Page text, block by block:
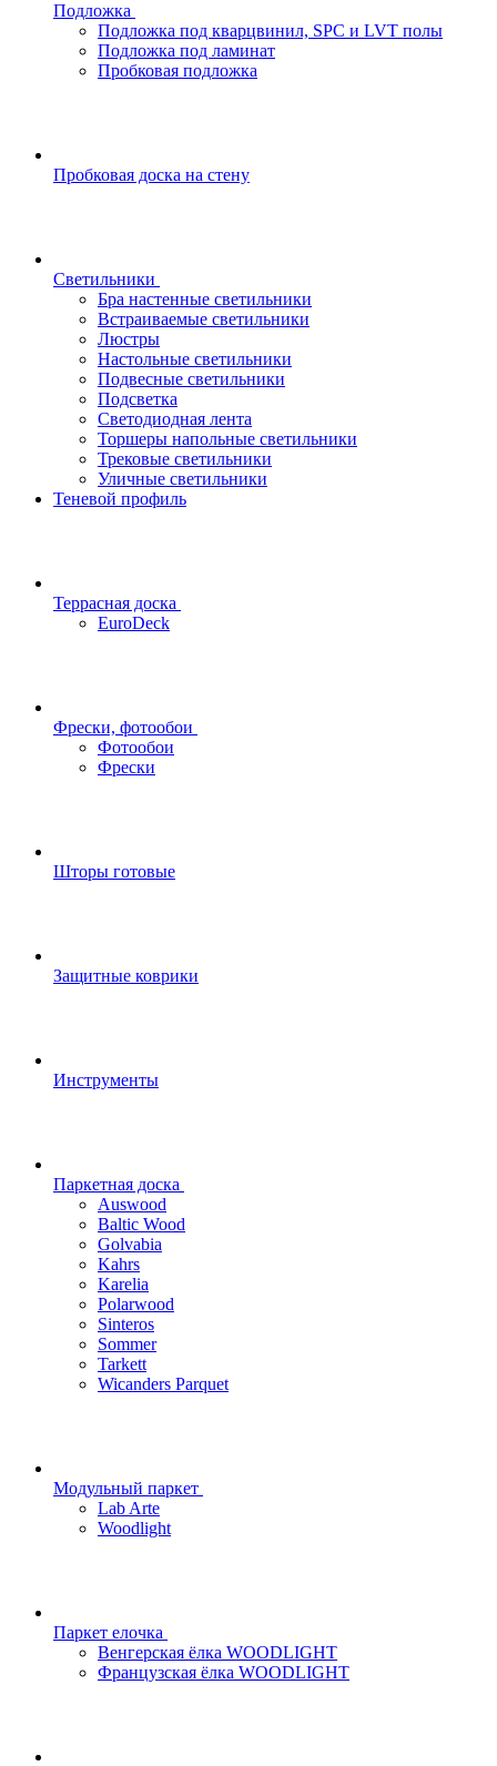
Подложка
Подложка под кварцвинил, SPC и LVT полы
Подложка под ламинат
Пробковая подложка
Пробковая доска на стену
Светильники
Бра настенные светильники
Встраиваемые светильники
Люстры
Настольные светильники
Подвесные светильники
Подсветка
Светодиодная лента
Торшеры напольные светильники
Трековые светильники
Уличные светильники
Теневой профиль
Террасная доска
EuroDeck
Фрески, фотообои
Фотообои
Фрески
Шторы готовые
Защитные коврики
Инструменты
Паркетная доска
Auswood
Baltic Wood
Golvabia
Kahrs
Karelia
Polarwood
Sinteros
Sommer
Tarkett
Wicanders Parquet
Модульный паркет
Lab Arte
Woodlight
Паркет елочка
Венгерская ёлка WOODLIGHT
Французская ёлка WOODLIGHT